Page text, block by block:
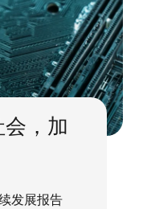
，加
发展报告